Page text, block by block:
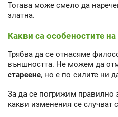
Тогава може смело да
златна.
Какви са особеностите
Трябва да се отнасяме
външността. Не можем да
стареене, но е по силите ни
За да се погрижим правилно
какви изменения се случват